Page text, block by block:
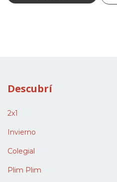
Descubrí
2x1
Invierno
Colegial
Plim Plim